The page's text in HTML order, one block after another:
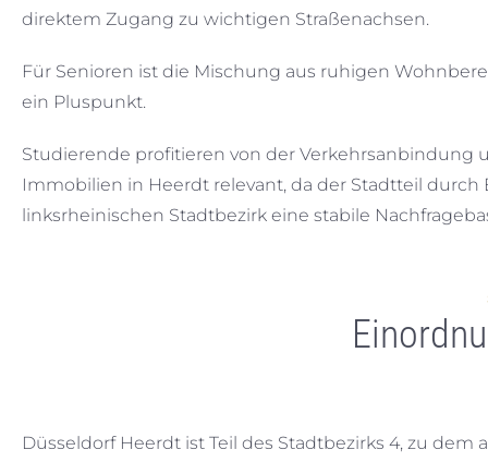
direktem Zugang zu wichtigen Straßenachsen.
Für Senioren ist die Mischung aus ruhigen
ein Pluspunkt.
Studierende profitieren von der Verkehrsanbindung
Immobilien in Heerdt relevant, da der Stadtteil
linksrheinischen Stadtbezirk eine stabile
Düsseldorf Heerdt ist Teil des Stadtbezirks 4, zu